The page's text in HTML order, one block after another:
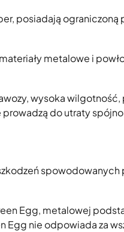
posiadają
metalowe i
wysoka
prowadzą do utraty
spowodowanych
Egg, metalowej
Egg nie odpowiada za